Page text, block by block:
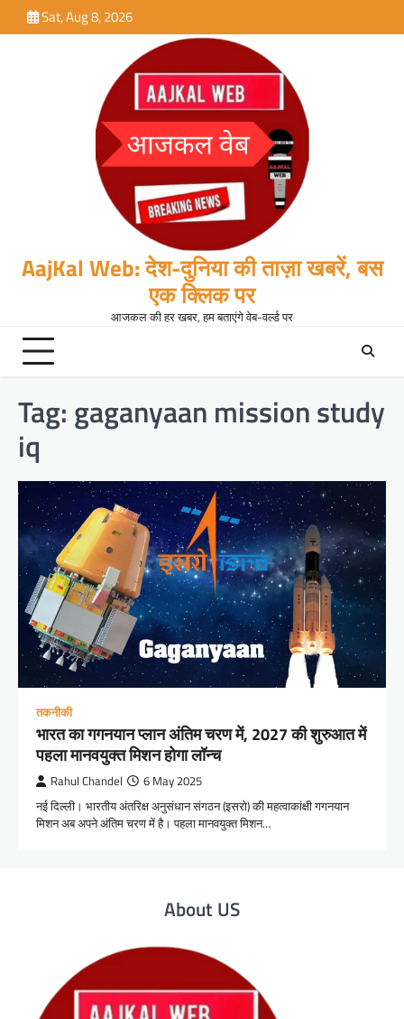
to
Sat, Aug 8, 2026
AajKal Web: देश-दुनिया की ताज़ा खबरें, बस
एक क्लिक पर
आजकल की हर खबर, हम बताएंगे वेब-वर्ल्ड पर
Tag: gaganyaan mission study
iq
तकनीकी
भारत का गगनयान प्लान अंतिम चरण में, 2027 की शुरुआत में
पहला मानवयुक्त मिशन होगा लॉन्च
Rahul Chandel 6 May 2025
नई दिल्ली। भारतीय अंतरिक्ष अनुसंधान संगठन (इसरो) की महत्वाकांक्षी गगनयान
मिशन अब अपने अंतिम चरण में है। पहला मानवयुक्त मिशन…
About US